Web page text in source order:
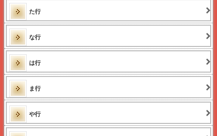
アロマオイルとは？
富裕層とは？
渡り鳥とは？
アクセスマーケティング
OPCって何？
ティーツリーオイルとメラルーカ
マイナンバーとは
マイコード遺伝子検査とは？
岸見一郎
アドラー
アドラー 名言集
2015MLMランキング売上高
2015MLMランキング化粧品
2015MLMランキング健康食品
2015MLMランキング水&下着
2015MLM増収額
2015MLM増収率
た行
な行
は行
ま行
や行